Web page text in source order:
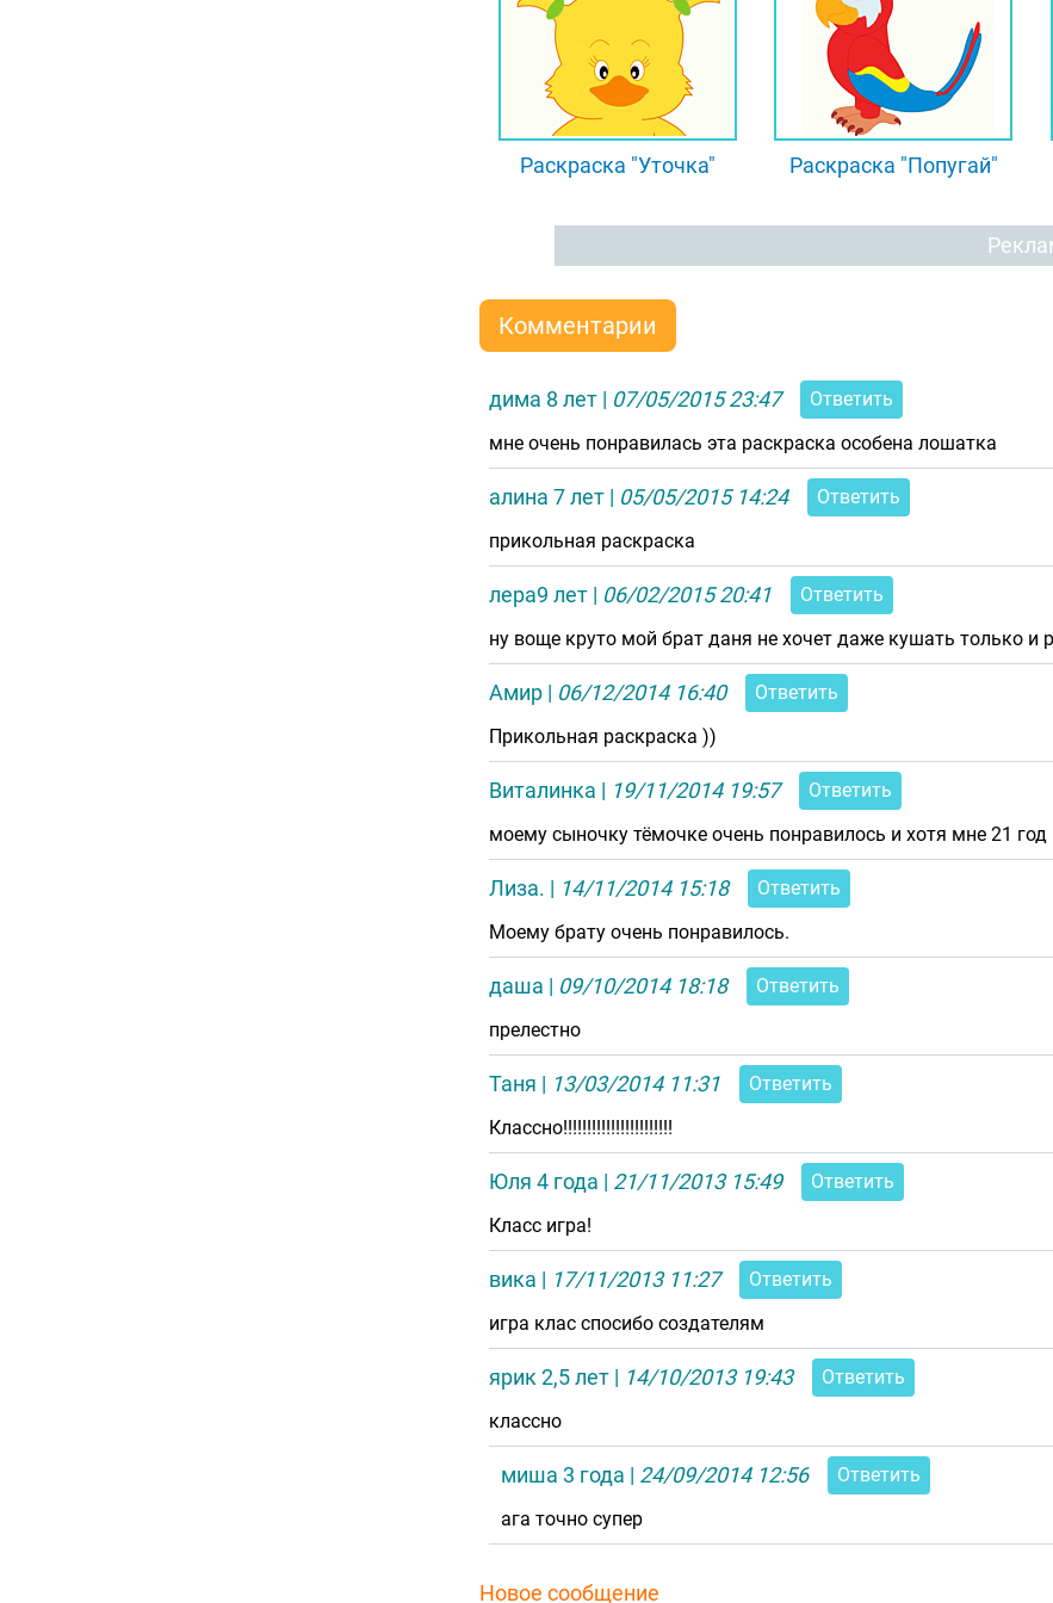
Раскраска "Уточка" Раскраска "Попугай"
Комментарии
дима 8 лет | 07/05/2015 23:47
Ответить
мне очень понравилась эта раскраска особена лошатка
алина 7 лет | 05/05/2015 14:24
Ответить
прикольная раскраска
лера9 лет | 06/02/2015 20:41
Ответить
ну воще круто мой брат даня не хочет даже кушать только и
Амир | 06/12/2014 16:40
Ответить
Прикольная раскраска ))
Виталинка | 19/11/2014 19:57
Ответить
моему сыночку тёмочке очень понравилось и хотя мне 21
Лиза. | 14/11/2014 15:18
Ответить
Моему брату очень понравилось.
даша | 09/10/2014 18:18
Ответить
прелестно
Таня | 13/03/2014 11:31
Ответить
Классно!!!!!!!!!!!!!!!!!!!!!!!
Юля 4 года | 21/11/2013 15:49
Ответить
Класс игра!
вика | 17/11/2013 11:27
Ответить
игра клас спосибо создателям
ярик 2,5 лет | 14/10/2013 19:43
Ответить
классно
миша 3 года | 24/09/2014 12:56
Ответить
ага точно супер
Новое сообщение